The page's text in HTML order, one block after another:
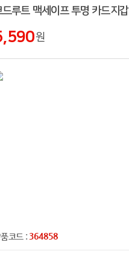
드루트 맥세이프 투명 카드지갑
원
코드 : 364858